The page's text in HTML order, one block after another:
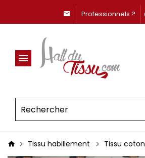
Professionnels ?
Tissu habillement Tissu coton